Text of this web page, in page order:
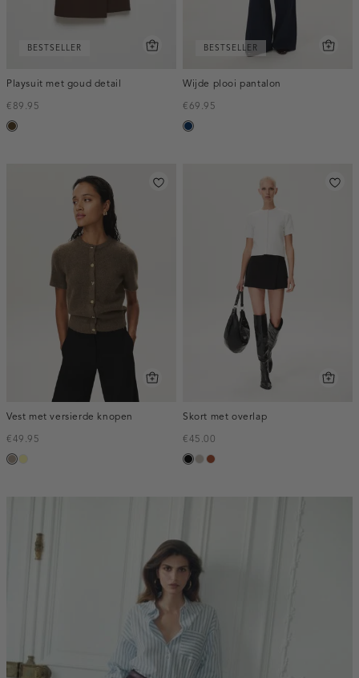
BESTSELLER
Playsuit met goud detail
€89.95
toffee
BESTSELLER
Wijde plooi pantalon
€69.95
donkerblauw
Vest met versierde knopen
€49.95
taupe,
lichtgeel
Skort met overlap
€45.00
zwart
taupe,
bruin